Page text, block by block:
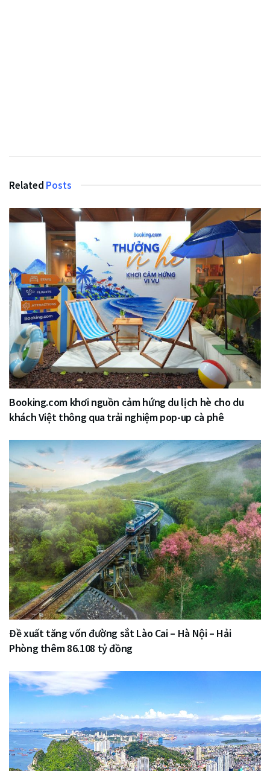
Related Posts
Booking.com khơi nguồn cảm hứng du lịch hè cho du
khách Việt thông qua trải nghiệm pop-up cà phê
Đề xuất tăng vốn đường sắt Lào Cai – Hà Nội – Hải
Phòng thêm 86.108 tỷ đồng